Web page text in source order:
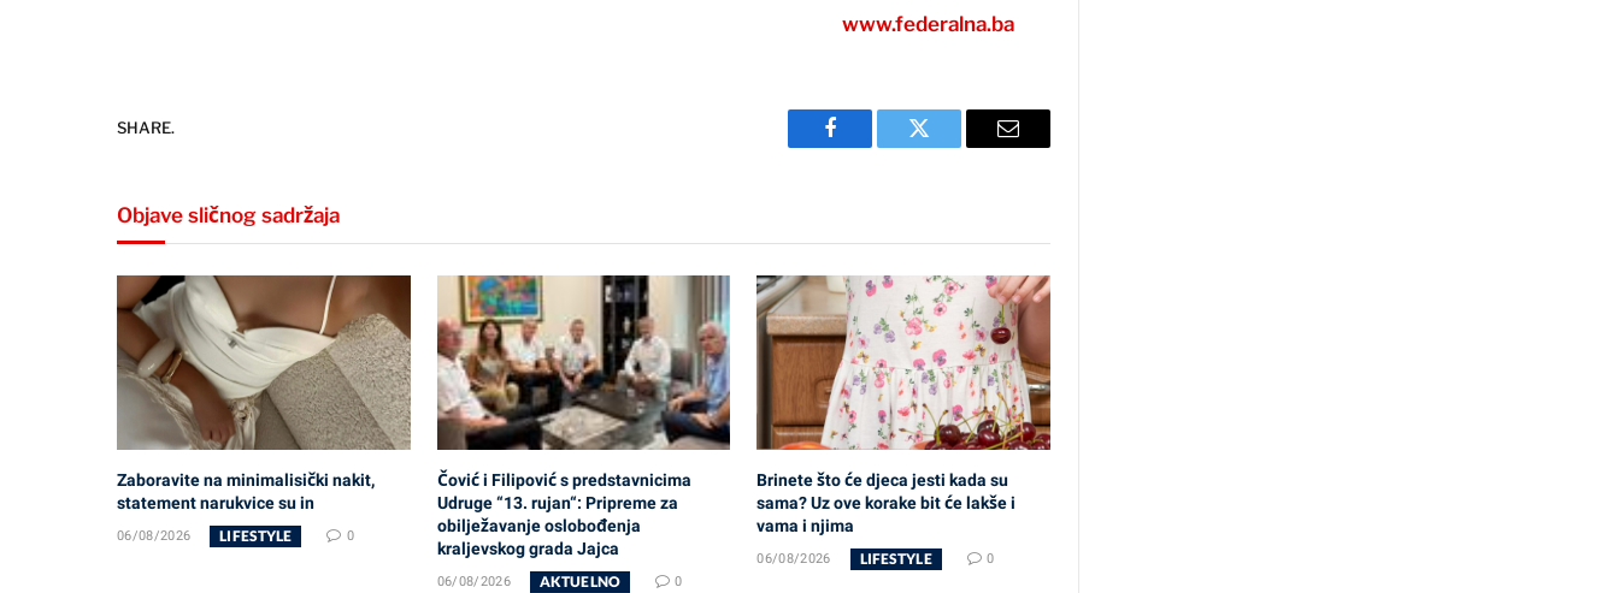
www.federalna.ba
SHARE.
Facebook Twitter Email
Objave sličnog sadržaja
Zaboravite na minimalisički nakit,
statement narukvice su in
06/08/2026 LIFESTYLE 0
Čović i Filipović s predstavnicima
Udruge “13. rujan“: Pripreme za
obilježavanje oslobođenja
kraljevskog grada Jajca
06/08/2026 AKTUELNO 0
Brinete što će djeca jesti kada su
sama? Uz ove korake bit će lakše i
vama i njima
06/08/2026 LIFESTYLE 0